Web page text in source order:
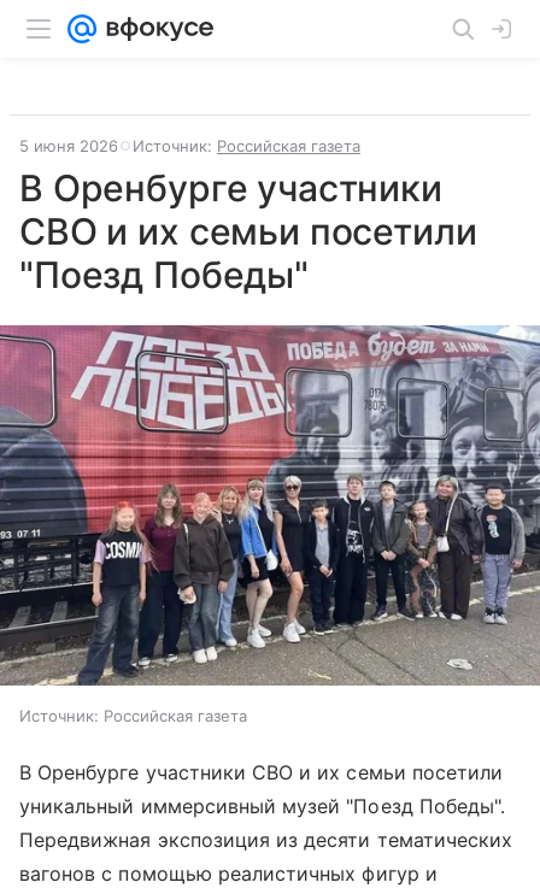
5 июня 2026 Источник: Российская газета
В Оренбурге участники
СВО и их семьи посетили
"Поезд Победы"
Источник: Российская газета
В Оренбурге участники СВО и их семьи посетили
уникальный иммерсивный музей "Поезд Победы".
Передвижная экспозиция из десяти тематических
вагонов с помощью реалистичных фигур и